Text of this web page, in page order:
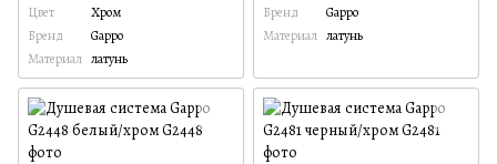
Цвет
Хром
Бренд
Gappo
Материал латунь
Бренд
Gappo
Материал латунь